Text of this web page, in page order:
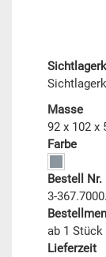
Masse
92 x 102 x
Farbe
Bestell Nr.
3-
ab 1 Stück
Lieferzeit